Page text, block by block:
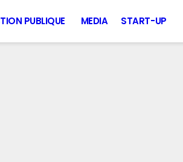
PUBLIQUE MEDIA START-UP